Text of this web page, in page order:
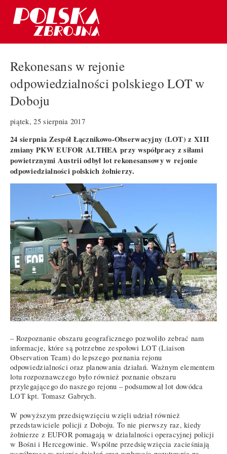
Rekonesans w rejonie
odpowiedzialności polskiego LOT w
Doboju
piątek, 25 sierpnia 2017
24 sierpnia Zespół Łącznikowo-Obserwacyjny (LOT) z XIII
zmiany PKW EUFOR ALTHEA przy współpracy z siłami
powietrznymi Austrii odbył lot rekonesansowy w rejonie
odpowiedzialności polskich żołnierzy.
– Rozpoznanie obszaru geograficznego pozwoliło zebrać nam
informacje, które są potrzebne zespołowi LOT (Liaison
Observation Team) do lepszego poznania rejonu
odpowiedzialności oraz planowania działań. Ważnym elementem
lotu rozpoznawczego było również poznanie obszaru
przylegającego do naszego rejonu – podsumował lot dowódca
LOT kpt. Tomasz Gabrych.
W powyższym przedsięwzięciu wzięli udział również
przedstawiciele policji z Doboju. To nie pierwszy raz, kiedy
żołnierze z EUFOR pomagają w działalności operacyjnej policji
w Bośni i Hercegowinie. Wspólne przedsięwzięcia zacieśniają